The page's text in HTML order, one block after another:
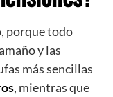
porque todo
y las
más sencillas
, mientras que